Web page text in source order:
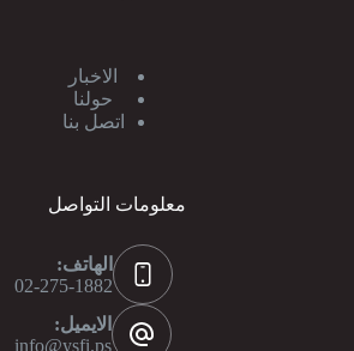
الاخبار
حولنا
اتصل بنا
معلومات التواصل
الهاتف:
02-275-1882
الايميل:
info@ysfi.ps